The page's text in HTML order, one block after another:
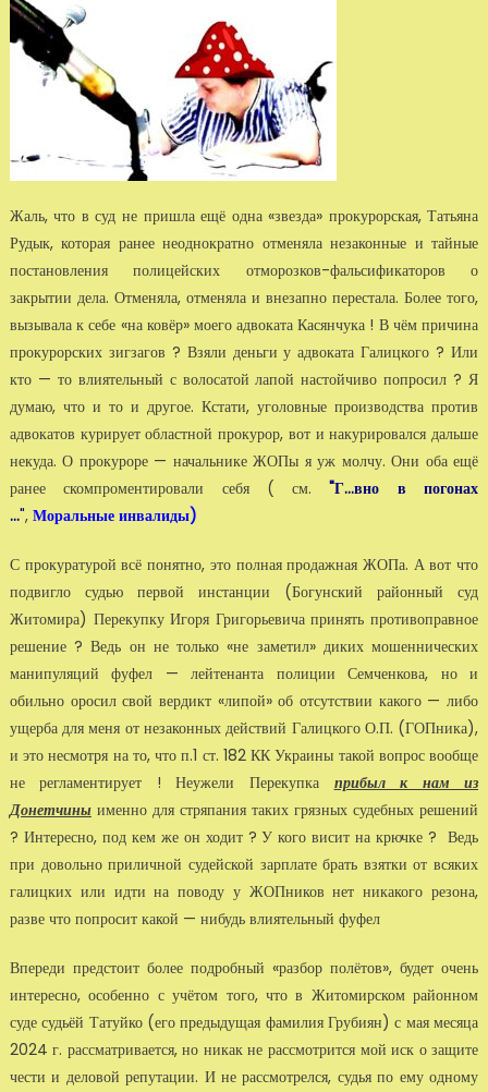
Жаль, что в суд не пришла ещё одна «звезда» прокурорская, Татьяна
Рудык, которая ранее неоднократно отменяла незаконные и тайные
постановления полицейских отморозков-фальсификаторов о
закрытии дела. Отменяла, отменяла и внезапно перестала. Более того,
вызывала к себе «на ковёр» моего адвоката Касянчука ! В чём причина
прокурорских зигзагов ? Взяли деньги у адвоката Галицкого ? Или
кто — то влиятельный с волосатой лапой настойчиво попросил ? Я
думаю, что и то и другое. Кстати, уголовные производства против
адвокатов курирует областной прокурор, вот и накурировался дальше
некуда. О прокуроре — начальнике ЖОПы я уж молчу. Они оба ещё
ранее скомпроментировали себя ( см."Г...вно в погонах
...", Моральные инвалиды)
С прокуратурой всё понятно, это полная продажная ЖОПа. А вот что
подвигло судью первой инстанции (Богунский районный суд
Житомира) Перекупку Игоря Григорьевича принять противоправное
решение ? Ведь он не только «не заметил» диких мошеннических
манипуляций фуфел — лейтенанта полиции Семченкова, но и
обильно оросил свой вердикт «липой» об отсутствии какого — либо
ущерба для меня от незаконных действий Галицкого О.П. (ГОПника),
и это несмотря на то, что п.1 ст. 182 КК Украины такой вопрос вообще
не регламентирует ! Неужели Перекупка прибыл к нам из
Донетчиныименно для стряпания таких грязных судебных решений
? Интересно, под кем же он ходит ? У кого висит на крючке ? Ведь
при довольно приличной судейской зарплате брать взятки от всяких
галицких или идти на поводу у ЖОПников нет никакого резона,
разве что попросит какой — нибудь влиятельный фуфел
Впереди предстоит более подробный «разбор полётов», будет очень
интересно, особенно с учётом того, что в Житомирском районном
суде судьёй Татуйко (его предыдущая фамилия Грубиян) с мая месяца
2024 г. рассматривается, но никак не рассмотрится мой иск о защите
чести и деловой репутации. И не рассмотрелся, судья по ему одному